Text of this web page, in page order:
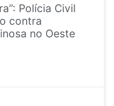
Polícia Civil
contra
no Oeste